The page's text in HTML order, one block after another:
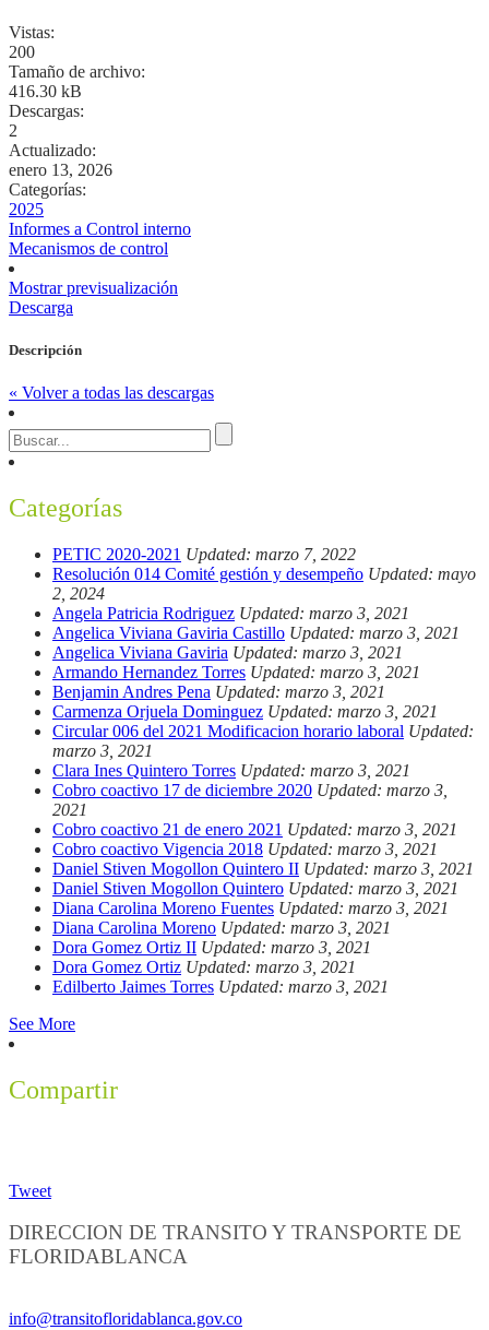
Vistas:
200
Tamaño de archivo:
416.30 kB
Descargas:
2
Actualizado:
enero 13, 2026
Categorías:
2025
Informes a Control interno
Mecanismos de control
Mostrar previsualización
Descarga
Descripción
« Volver a todas las descargas
Categorías
PETIC 2020-2021 Updated: marzo 7, 2022
Resolución 014 Comité gestión y desempeño Updated: mayo
2, 2024
Angela Patricia Rodriguez Updated: marzo 3, 2021
Angelica Viviana Gaviria Castillo Updated: marzo 3, 2021
Angelica Viviana Gaviria Updated: marzo 3, 2021
Armando Hernandez Torres Updated: marzo 3, 2021
Benjamin Andres Pena Updated: marzo 3, 2021
Carmenza Orjuela Dominguez Updated: marzo 3, 2021
Circular 006 del 2021 Modificacion horario laboral Updated:
marzo 3, 2021
Clara Ines Quintero Torres Updated: marzo 3, 2021
Cobro coactivo 17 de diciembre 2020 Updated: marzo 3,
2021
Cobro coactivo 21 de enero 2021 Updated: marzo 3, 2021
Cobro coactivo Vigencia 2018 Updated: marzo 3, 2021
Daniel Stiven Mogollon Quintero II Updated: marzo 3, 2021
Daniel Stiven Mogollon Quintero Updated: marzo 3, 2021
Diana Carolina Moreno Fuentes Updated: marzo 3, 2021
Diana Carolina Moreno Updated: marzo 3, 2021
Dora Gomez Ortiz II Updated: marzo 3, 2021
Dora Gomez Ortiz Updated: marzo 3, 2021
Edilberto Jaimes Torres Updated: marzo 3, 2021
See More
Compartir
Tweet
DIRECCION DE TRANSITO Y TRANSPORTE DE
FLORIDABLANCA
info@transitofloridablanca.gov.co